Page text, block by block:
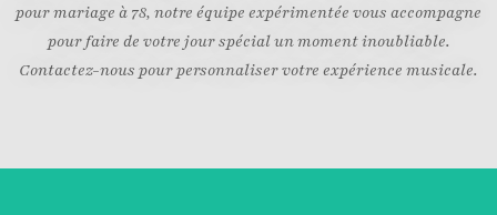
pour mariage à 78, notre équipe expérimentée vous accompagne
pour faire de votre jour spécial un moment inoubliable.
Contactez-nous pour personnaliser votre expérience musicale.